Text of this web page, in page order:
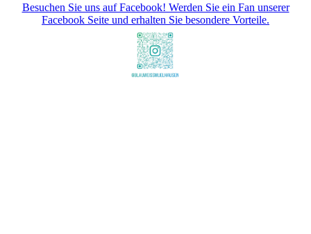
Besuchen Sie uns auf Facebook! Werden Sie ein Fan unserer
Facebook Seite und erhalten Sie besondere Vorteile.